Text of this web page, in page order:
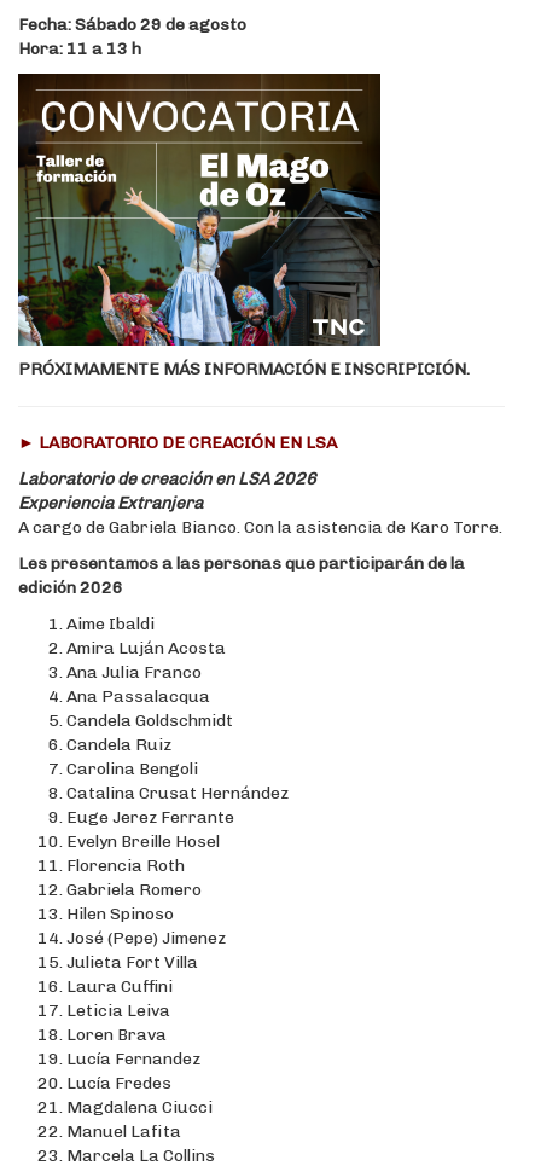
Fecha: Sábado 29 de agosto
Hora: 11 a 13 h
PRÓXIMAMENTE MÁS INFORMACIÓN E INSCRIPICIÓN.
► LABORATORIO DE CREACIÓN EN LSA
Laboratorio de creación en LSA 2026
Experiencia Extranjera
A cargo deGabriela Bianco. Con la asistencia de Karo Torre.
Les presentamos a las personas que participarán de la
edición 2026
Aime Ibaldi
Amira Luján Acosta
Ana Julia Franco
Ana Passalacqua
Candela Goldschmidt
Candela Ruiz
Carolina Bengoli
Catalina Crusat Hernández
Euge Jerez Ferrante
Evelyn Breille Hosel
Florencia Roth
Gabriela Romero
Hilen Spinoso
José (Pepe) Jimenez
Julieta Fort Villa
Laura Cuffini
Leticia Leiva
Loren Brava
Lucía Fernandez
Lucía Fredes
Magdalena Ciucci
Manuel Lafita
Marcela La Collins